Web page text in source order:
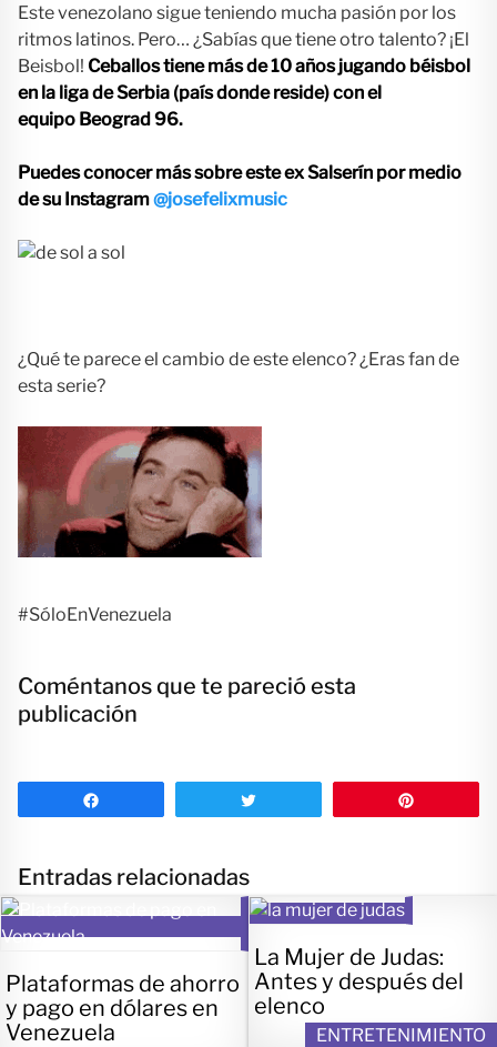
Este venezolano sigue teniendo mucha pasión por los
ritmos latinos. Pero… ¿Sabías que tiene otro talento? ¡El
Beisbol! Ceballos tiene más de 10 años jugando béisbol
en la liga de Serbia (país donde reside) con el
equipo Beograd 96.
Puedes conocer más sobre este ex Salserín por medio
de su Instagram@josefelixmusic
¿Qué te parece el cambio de este elenco? ¿Eras fan de
esta serie?
#SóloEnVenezuela
Coméntanos que te pareció esta
publicación
Entradas relacionadas
Plataformas de ahorro
y pago en dólares en
Venezuela
La Mujer de Judas:
Antes y después del
elenco
ENTRETENIMIENTO